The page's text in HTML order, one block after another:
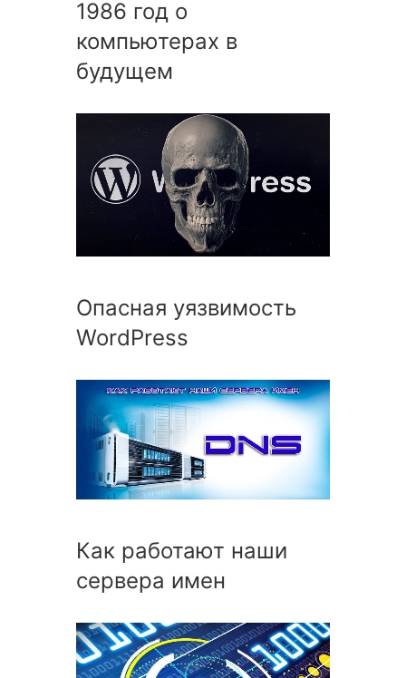
1986 год о
компьютерах в
будущем
Опасная уязвимость
WordPress
Как работают наши
сервера имен